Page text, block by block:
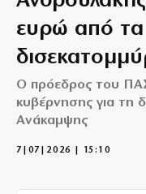
ευρώ από
Ο πρόεδρος του
κυβέρνησης για τη
Ανάκαμψης
7|07|2026 | 15:10